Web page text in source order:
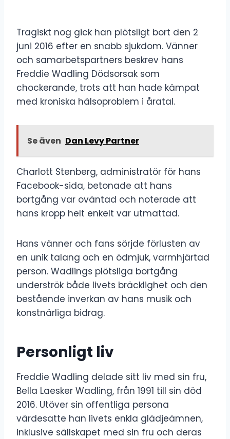
Tragiskt nog gick han plötsligt bort den 2
juni 2016 efter en snabb sjukdom. Vänner
och samarbetspartners beskrev hans
Freddie Wadling Dödsorsak som
chockerande, trots att han hade kämpat
med kroniska hälsoproblem i åratal.
Se även Dan Levy Partner
Charlott Stenberg, administratör för hans
Facebook-sida, betonade att hans
bortgång var oväntad och noterade att
hans kropp helt enkelt var utmattad.
Hans vänner och fans sörjde förlusten av
en unik talang och en ödmjuk, varmhjärtad
person. Wadlings plötsliga bortgång
underströk både livets bräcklighet och den
bestående inverkan av hans musik och
konstnärliga bidrag.
Personligt liv
Freddie Wadling delade sitt liv med sin fru,
Bella Laesker Wadling, från 1991 till sin död
2016. Utöver sin offentliga persona
värdesatte han livets enkla glädjeämnen,
inklusive sällskapet med sin fru och deras